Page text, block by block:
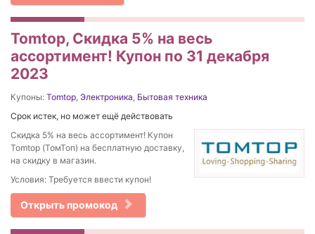
Tomtop, Скидка 5% на весь
ассортимент! Купон по 31 декабря
2023
Купоны: Tomtop, Электроника, Бытовая техника
Срок истек, но может ещё действовать
Скидка 5% на весь ассортимент! Купон
Tomtop (ТомТоп) на бесплатную доставку,
на скидку в магазин.
Условия: Требуется ввести купон!
Открыть промокод